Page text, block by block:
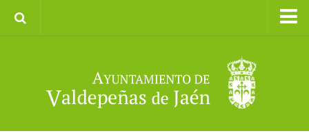
II CXM ROMPEALBARCAS 2023